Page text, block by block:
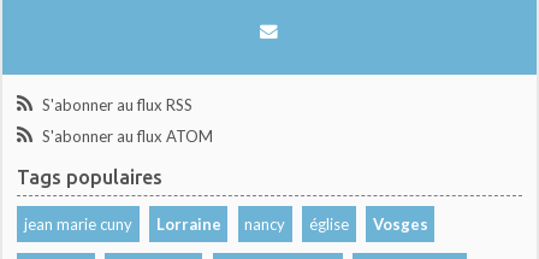
S'abonner au flux RSS
S'abonner au flux ATOM
Tags populaires
jean marie cuny Lorraine nancy église Vosges